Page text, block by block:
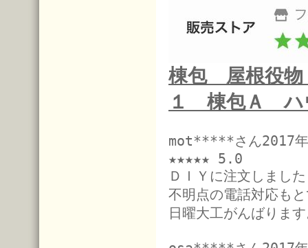
棟包 屋根役
１ 棟包Ａ ハ
mot*****さん2017年
★★★★★ 5.0
ＤＩＹに注文しました
不明点の電話対応も
日曜大工がんばりま